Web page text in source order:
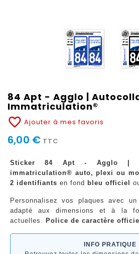
84 Apt - Agglo |
Immatriculation®
favorite_border Ajouter à mes favoris
6,00 € TTC
Sticker 84 Apt - Agglo |
immatriculation® auto, plexi ou
2 identifiants en fond bleu officiel
Personnalisez vos plaques avec un
adapté aux dimensions et à la
actuelles. Police de caractère
INFO PRATIQUE